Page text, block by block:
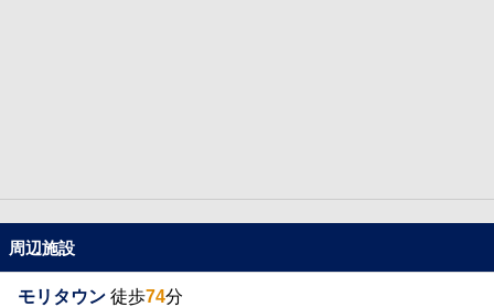
周辺施設
モリタウン 徒歩74分